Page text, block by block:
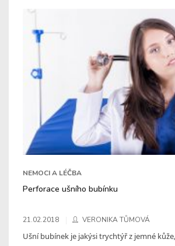
NEMOCI A LÉČBA
Perforace ušního bubínku
21.02.2018 VERONIKA TŮMOVÁ
Ušní bubínek je jakýsi trychtýř z jemné